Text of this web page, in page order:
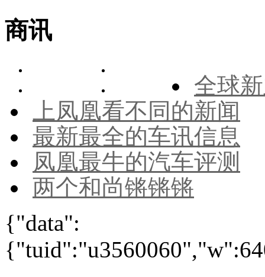
商讯
全球
上凤凰看不同的新闻
最新最全的车讯信息
凤凰最牛的汽车评测
两个和尚锵锵锵
{"data":